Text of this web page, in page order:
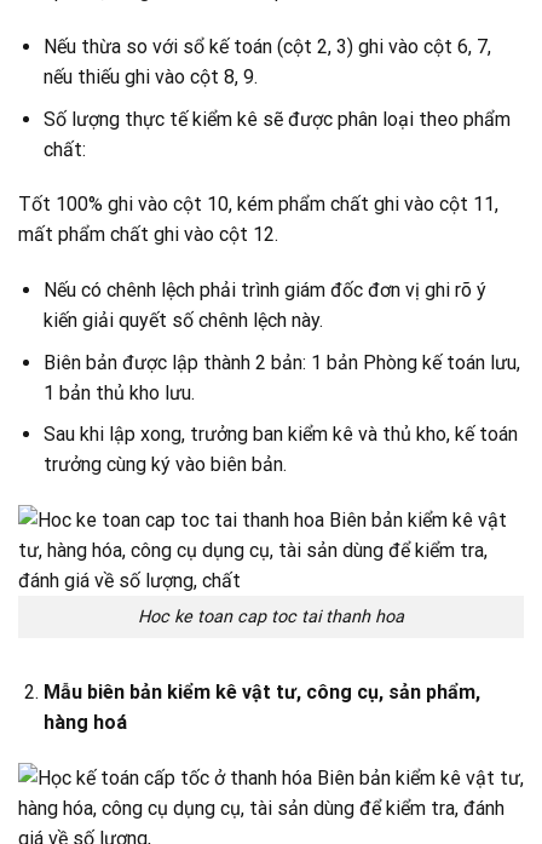
Nếu thừa so với sổ kế toán (cột 2, 3) ghi vào cột 6, 7,
nếu thiếu ghi vào cột 8, 9.
Số lượng thực tế kiểm kê sẽ được phân loại theo phẩm
chất:
Tốt 100% ghi vào cột 10, kém phẩm chất ghi vào cột 11,
mất phẩm chất ghi vào cột 12.
Nếu có chênh lệch phải trình giám đốc đơn vị ghi rõ ý
kiến giải quyết số chênh lệch này.
Biên bản được lập thành 2 bản: 1 bản Phòng kế toán lưu,
1 bản thủ kho lưu.
Sau khi lập xong, trưởng ban kiểm kê và thủ kho, kế toán
trưởng cùng ký vào biên bản.
Hoc ke toan cap toc tai thanh hoa
Mẫu biên bản kiểm kê vật tư, công cụ, sản phẩm,
hàng hoá